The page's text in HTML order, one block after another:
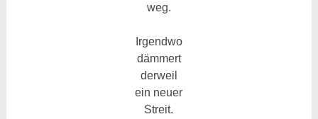
weg.
Irgendwo
dämmert
derweil
ein neuer
Streit.